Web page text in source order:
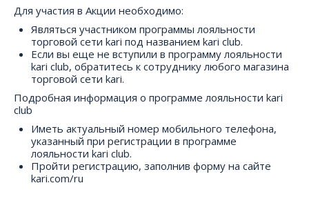
Для участия в Акции необходимо:
Являться участником программы лояльности
торговой сети kari под названием kari club.
Если вы еще не вступили в программу лояльности
kari club, обратитесь к сотруднику любого магазина
торговой сети kari.
Подробная информация о программе лояльности kari
club
Иметь актуальный номер мобильного телефона,
указанный при регистрации в программе
лояльности kari club.
Пройти регистрацию, заполнив форму на сайте
kari.com/ru